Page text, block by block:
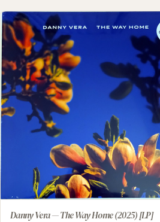
IN WINKELWAGEN
Danny Vera — The Way Home (2025) [LP]